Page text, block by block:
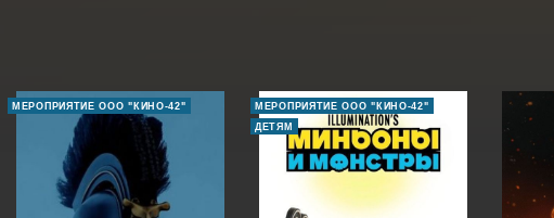
МЕРОПРИЯТИЕ ООО "КИНО-42"
МЕРОПРИЯТИЕ ООО "КИНО-42"
ДЕТЯМ